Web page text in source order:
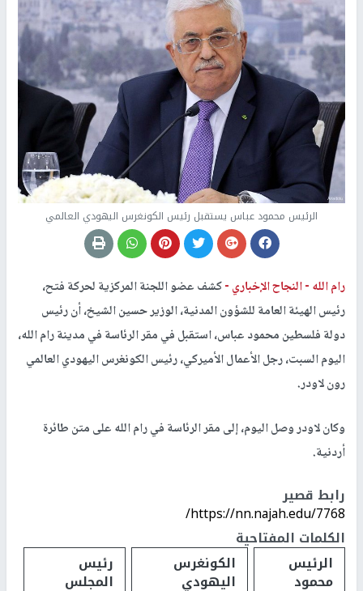
الرئيس محمود عباس يستقبل رئيس الكونغرس اليهودي العالمي
رام الله -النجاح الإخباري -كشف عضو اللجنة المركزية لحركة فتح،
رئيس الهيئة العامة للشؤون المدنية، الوزير حسين الشيخ، أن رئيس
دولة فلسطين محمود عباس، استقبل في مقر الرئاسة في مدينة رام الله،
اليوم السبت، رجل الأعمال الأميركي، رئيس الكونغرس اليهودي العالمي
رون لاودر.
وكان لاودر وصل اليوم، إلى مقر الرئاسة في رام الله على متن طائرة
أردنية.
رابط قصير
https://nn.najah.edu/7768/
الكلمات المفتاحية
الرئيس
محمود
الكونغرس
اليهودي
رئيس
المجلس